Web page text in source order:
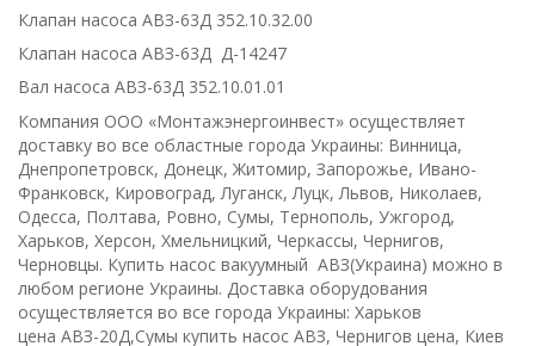
Клапан насоса АВЗ-63Д 352.10.32.00
Клапан насоса АВЗ-63Д Д-14247
Вал насоса АВЗ-63Д 352.10.01.01
Компания ООО «Монтажэнергоинвест» осуществляет
доставку во все областные города Украины: Винница,
Днепропетровск, Донецк, Житомир, Запорожье, Ивано-
Франковск, Кировоград, Луганск, Луцк, Львов, Николаев,
Одесса, Полтава, Ровно, Сумы, Тернополь, Ужгород,
Харьков, Херсон, Хмельницкий, Черкассы, Чернигов,
Черновцы. Купить насос вакуумный АВЗ(Украина) можно в
любом регионе Украины. Доставка оборудования
осуществляется во все города Украины: Харьков
цена АВЗ-20Д,Сумы купить насос АВЗ, Чернигов цена, Киев